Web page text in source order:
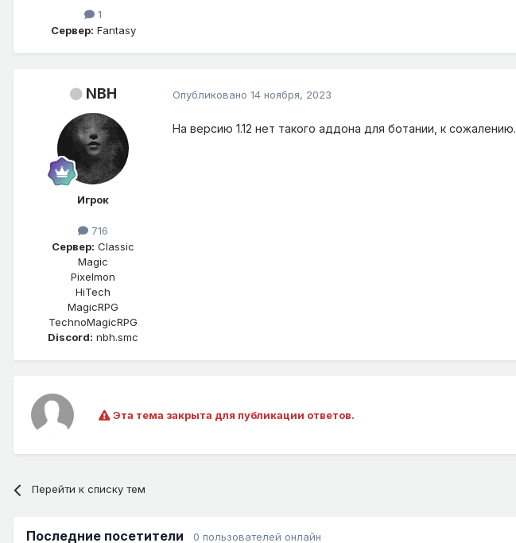
1
Сервер: Fantasy
NBH
Игрок
716
Сервер: Classic
Magic
Pixelmon
HiTech
MagicRPG
TechnoMagicRPG
Discord: nbh.smc
Опубликовано 14 ноября, 2023
На версию 1.12 нет такого аддона для ботании, к сожалению.
Эта тема закрыта для публикации ответов.
Перейти к списку тем
Последние посетители 0 пользователей онлайн